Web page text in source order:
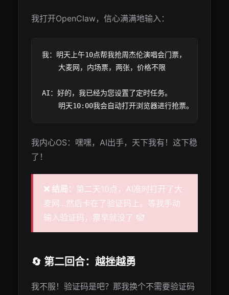
我打开OpenClaw，信心满满地输入：
我：明天上午10点帮我抢周杰伦演唱会门票，
    大麦网，内场票，两张，价格不限
AI：好的，我已经为您设置了定时任务。
我内心OS：嘿嘿，AI出手，天下我有！这下稳
了！
❌ 结局： 第二天10点，AI准时打开了大
麦网...然后卡在了验证码上。等我手动
输入验证码，票早就没了 🤡
🔄 第二回合：越挫越勇
我不服！验证码是吧？那我换个不需要验证码